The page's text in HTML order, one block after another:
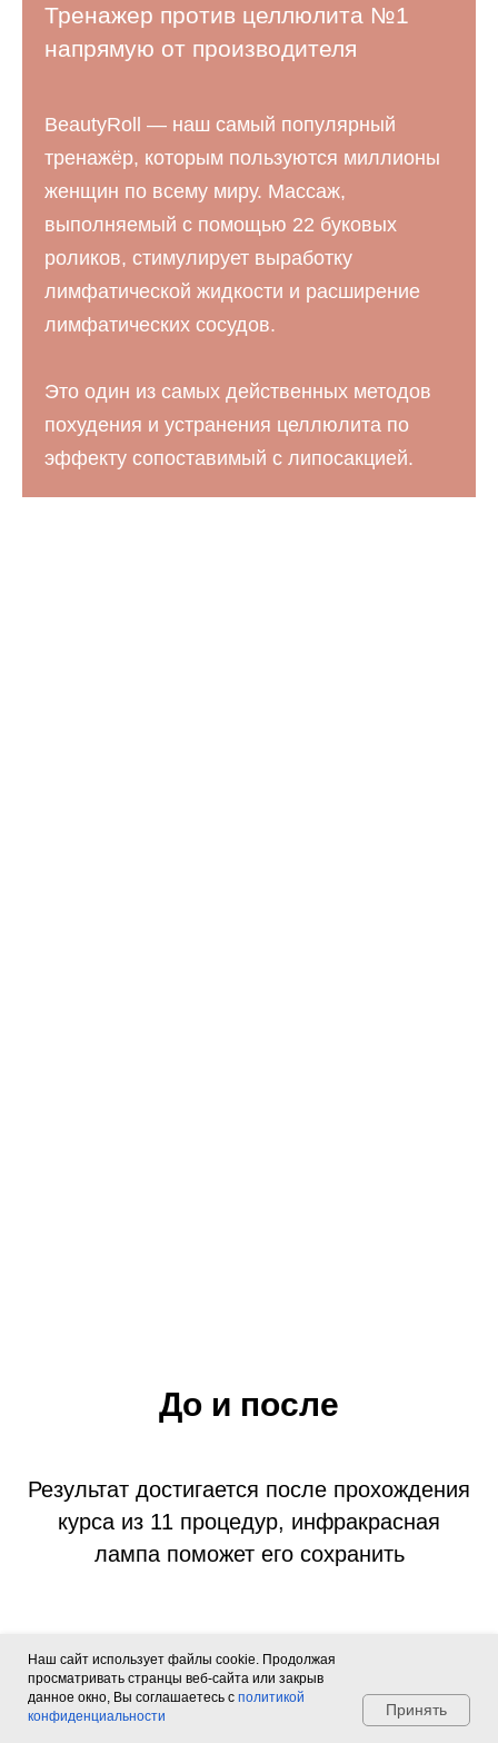
Мы на связи,
Тренажер против целлюлита №1
напрямую от производителя
BeautyRoll — наш самый популярный
тренажёр, которым пользуются миллионы
женщин по всему миру. Массаж,
выполняемый с помощью 22 буковых
роликов, стимулирует выработку
лимфатической жидкости и расширение
лимфатических сосудов.
Это один из самых действенных методов
похудения и устранения целлюлита по
эффекту сопоставимый с липосакцией.
До и после
Результат достигается после прохождения
курса из 11 процедур, инфракрасная
лампа поможет его сохранить
Наш сайт использует файлы cookie. Продолжая
просматривать странцы веб-сайта или закрыв
данное окно, Вы соглашаетесь с политикой
конфиденциальности
Принять